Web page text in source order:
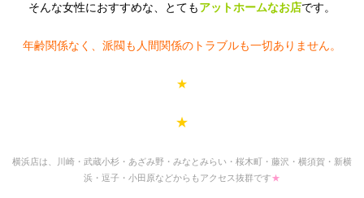
そんな女性におすすめな、とてもアットホームなお店です。
年齢関係なく、派閥も人間関係のトラブルも一切ありません。
★
★
横浜店は、川崎・武蔵小杉・あざみ野・みなとみらい・桜木町・藤沢・横須賀・新横
浜・逗子・小田原などからもアクセス抜群です★